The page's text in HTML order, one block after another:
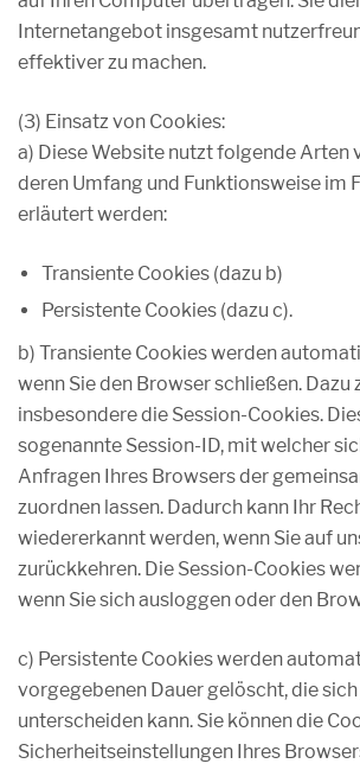
Internetangebot insgesamt
effektiver zu machen.
(3) Einsatz von Cookies:
a) Diese Website nutzt folgende Arten
deren Umfang und Funktionsweise im
erläutert werden:
Transiente Cookies (dazu b)
Persistente Cookies (dazu c).
b) Transiente Cookies werden
wenn Sie den Browser schließen. Dazu
insbesondere die Session-Cookies.
sogenannte Session-ID, mit welcher
Anfragen Ihres Browsers der
zuordnen lassen. Dadurch kann Ihr
wiedererkannt werden, wenn Sie auf
zurückkehren. Die Session-Cookies
wenn Sie sich ausloggen oder den
c) Persistente Cookies werden
vorgegebenen Dauer gelöscht, die
unterscheiden kann. Sie können die
Sicherheitseinstellungen Ihres